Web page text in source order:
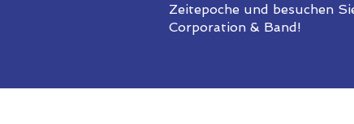
Zeitepoche und besuchen
Corporation & Band!